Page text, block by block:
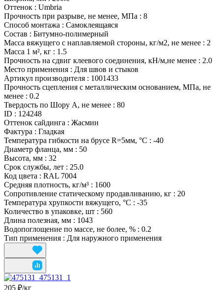
Оттенок : Umbria
Прочность при разрыве, не менее, МПа : 8
Способ монтажа : Самоклеящаяся
Состав : Битумно-полимерный
Масса вяжущего с наплавляемой стороны, кг/м2, не менее : 2
Масса 1 м², кг : 1.5
Прочность на сдвиг клеевого соединения, кН/м,не менее : 2.0
Место применения : Для швов и стыков
Артикул производителя : 1001433
Прочность сцепления с металлическим основанием, МПа, не
менее : 0.2
Твердость по Шору А, не менее : 80
ID : 124248
Оттенок сайдинга : Жасмин
Фактура : Гладкая
Температура гибкости на брусе R=5мм, °С : -40
Диаметр фланца, мм : 50
Высота, мм : 32
Срок службы, лет : 25.0
Код цвета : RAL 7004
Средняя плотность, кг/м³ : 1600
Сопротивление статическому продавливанию, кг : 20
Температура хрупкости вяжущего, °С : -35
Количество в упаковке, шт : 560
Длина полезная, мм : 1043
Водопоглощение по массе, не более, % : 0.2
Тип применения : Для наружного применения
205 ₽/кг